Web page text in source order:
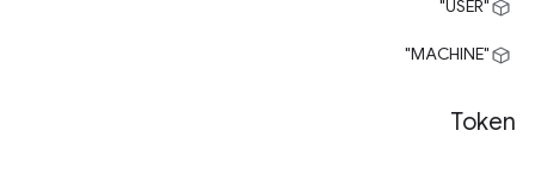
"USER"
"MACHINE"
Token